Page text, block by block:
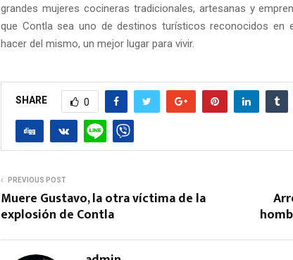
grandes mujeres cocineras tradicionales, artesanas y
que Contla sea uno de destinos turísticos reconocidos en
hacer del mismo, un mejor lugar para vivir.
SHARE 0
PREVIOUS POST
Muere Gustavo, la otra víctima de la
explosión de Contla